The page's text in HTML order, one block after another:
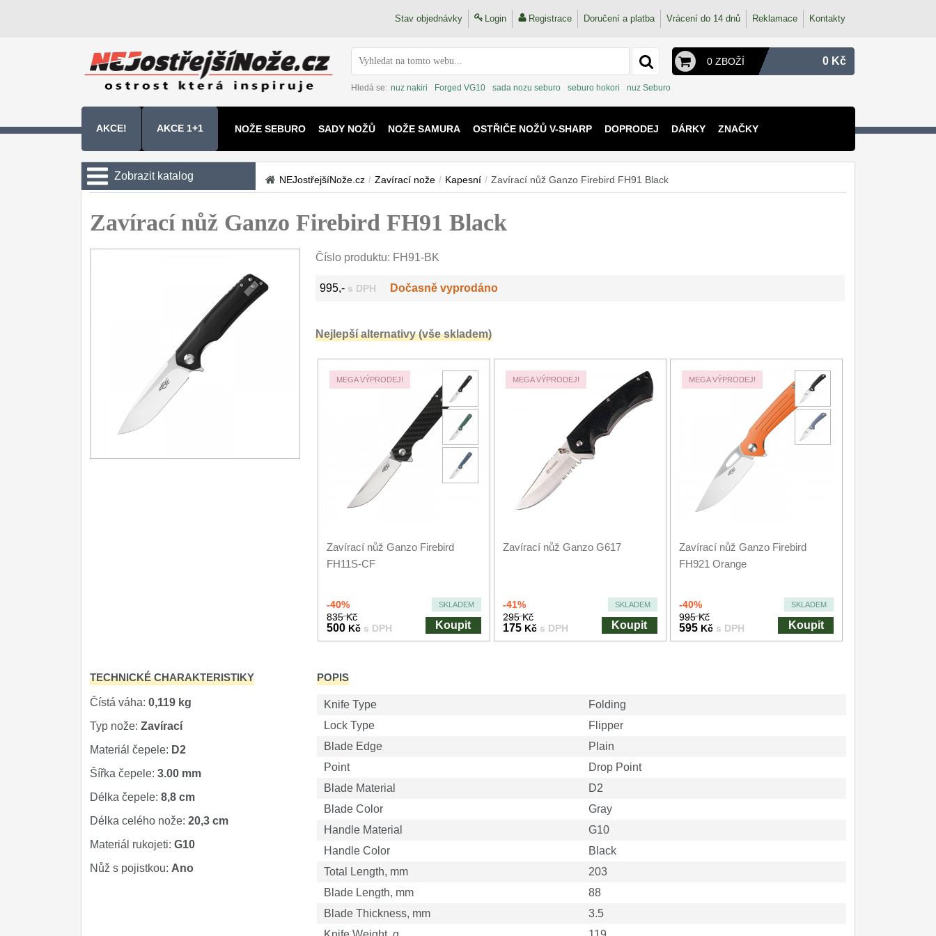
Stav objednávky Login Registrace Doručení a platba Vrácení do 14 dnů Reklamace Kontakty
0 ZBOŽÍ 0 Kč
Hledá se: nuz nakiri Forged VG10 sada nozu seburo seburo hokori nuz Seburo
AKCE! AKCE 1+1 NOŽE SEBURO SADY NOŽŮ NOŽE SAMURA OSTŘIČE NOŽŮ V-SHARP DOPRODEJ DÁRKY ZNAČKY
Zobrazit katalog
Zavírací nože
Nože s pevnou čepelí
Speciální nože
Ostření nožů
Nože SEBURO
NEJostřejšíNože.cz / Zavírací nože / Kapesní / Zavírací nůž Ganzo Firebird FH91 Black
Zavírací nůž Ganzo Firebird FH91 Black
Číslo produktu: FH91-BK
995,- s DPH Dočasně vyprodáno
Nejlepší alternativy (vše skladem)
MEGA VÝPRODEJ!
Zavírací nůž Ganzo Firebird
FH11S-CF
-40% SKLADEM
835 Kč
500 Kč s DPH Koupit
MEGA VÝPRODEJ!
Zavírací nůž Ganzo G617
-41% SKLADEM
295 Kč
175 Kč s DPH Koupit
MEGA VÝPRODEJ!
Zavírací nůž Ganzo Firebird
FH921 Orange
-40% SKLADEM
995 Kč
595 Kč s DPH Koupit
TECHNICKÉ CHARAKTERISTIKY
Čístá váha: 0,119 kg
Typ nože: Zavírací
Materiál čepele: D2
Šířka čepele: 3.00 mm
Délka čepele: 8,8 cm
Délka celého nože: 20,3 cm
Materiál rukojeti: G10
Nůž s pojistkou: Ano
POPIS
Knife Type
Folding
Lock Type
Flipper
Blade Edge
Plain
Point
Drop Point
Blade Material
D2
Blade Color
Gray
Handle Material
G10
Handle Color
Black
Total Length, mm
203
Blade Length, mm
88
Blade Thickness, mm
3.5